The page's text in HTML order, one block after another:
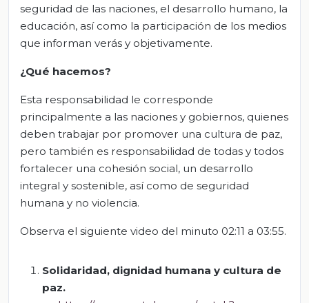
seguridad de las naciones, el desarrollo humano, la
educación, así como la participación de los medios
que informan verás y objetivamente.
¿Qué hacemos?
Esta responsabilidad le corresponde
principalmente a las naciones y gobiernos, quienes
deben trabajar por promover una cultura de paz,
pero también es responsabilidad de todas y todos
fortalecer una cohesión social, un desarrollo
integral y sostenible, así como de seguridad
humana y no violencia.
Observa el siguiente video del minuto 02:11 a 03:55.
Solidaridad, dignidad humana y cultura de
paz.